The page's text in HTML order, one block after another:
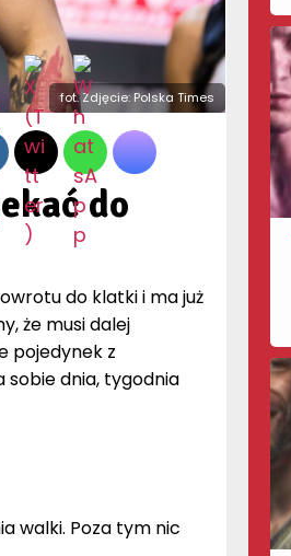
fot. Zdjęcie: Polska Times
do
do klatki i ma już
że musi dalej
pojedynek z
sobie dnia, tygodnia
walki. Poza tym nic